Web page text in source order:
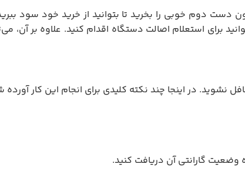
دوم خوبی را بخرید تا بتوانید از خرید خود سود ببرید.
برای استعلام اصالت دستگاه اقدام کنید. علاوه بر آن،